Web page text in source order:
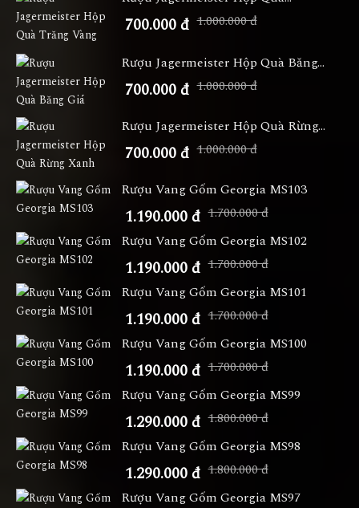
700.000 đ 1.000.000 đ
Rượu Jagermeister Hộp Quà Băng...
700.000 đ 1.000.000 đ
Rượu Jagermeister Hộp Quà Rừng...
700.000 đ 1.000.000 đ
Rượu Vang Gốm Georgia MS103
1.190.000 đ 1.700.000 đ
Rượu Vang Gốm Georgia MS102
1.190.000 đ 1.700.000 đ
Rượu Vang Gốm Georgia MS101
1.190.000 đ 1.700.000 đ
Rượu Vang Gốm Georgia MS100
1.190.000 đ 1.700.000 đ
Rượu Vang Gốm Georgia MS99
1.290.000 đ 1.800.000 đ
Rượu Vang Gốm Georgia MS98
1.290.000 đ 1.800.000 đ
Rượu Vang Gốm Georgia MS97